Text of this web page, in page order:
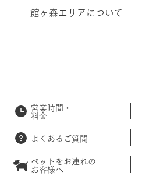
館ヶ森エリアについて
営業時間・
料金
よくあるご質問
ペットをお連れの
お客様へ